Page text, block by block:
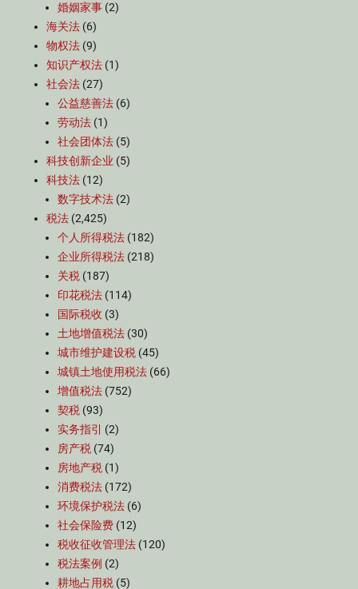
婚姻家事 (2)
海关法 (6)
物权法 (9)
知识产权法 (1)
社会法 (27)
公益慈善法 (6)
劳动法 (1)
社会团体法 (5)
科技创新企业 (5)
科技法 (12)
数字技术法 (2)
税法 (2,425)
个人所得税法 (182)
企业所得税法 (218)
关税 (187)
印花税法 (114)
国际税收 (3)
土地增值税法 (30)
城市维护建设税 (45)
城镇土地使用税法 (66)
增值税法 (752)
契税 (93)
实务指引
(2)
房产税 (74)
房地产税 (1)
消费税法 (172)
环境保护税法 (6)
社会保险费 (12)
税收征收管理法 (120)
税法案例 (2)
耕地占用税 (5)